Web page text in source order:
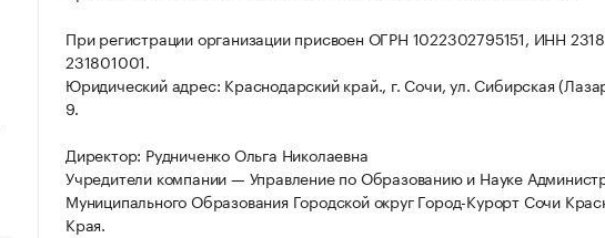
При регистрации организации присвоен ОГРН 1022302795151, ИНН
231801001.
Юридический адрес: Краснодарский край., г. Сочи, ул. Сибирская
9.
Директор: Рудниченко Ольга Николаевна
Учредители компании — Управление по Образованию и Науке
Муниципального Образования Городской округ Город-Курорт Сочи
Края.